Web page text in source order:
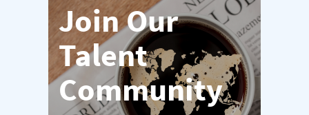
Join Our
Talent
Community